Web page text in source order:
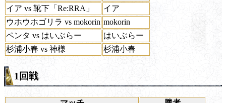
イア vs 靴下「Re:RRA」
イア
ウホウホゴリラ vs mokorin mokorin
ペンタ vs はいぶらー
はいぶらー
杉浦小春 vs 神様
杉浦小春
1回戦